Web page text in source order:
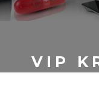
VIP